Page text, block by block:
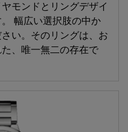
モンドとリングデザイ
幅広い選択肢の中か
い。そのリングは、お
、唯一無二の存在で